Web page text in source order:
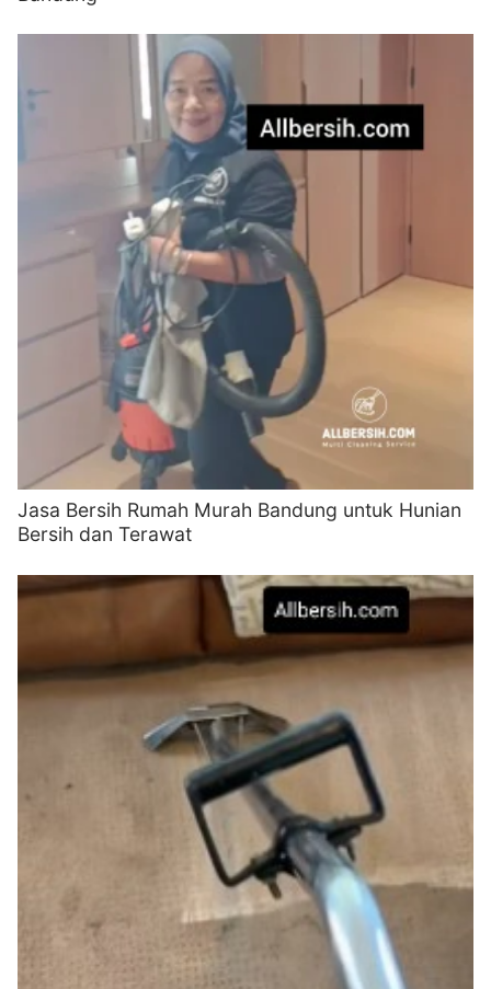
Jasa Bersih Rumah Murah Bandung untuk Hunian
Bersih dan Terawat